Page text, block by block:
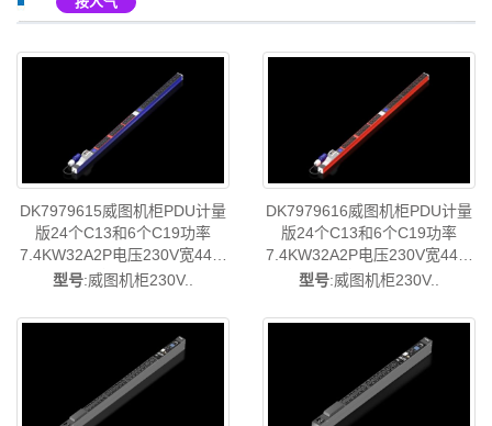
DK7979615威图机柜PDU计量
版24个C13和6个C19功率
7.4KW32A2P电压230V宽44高
47长1308连接类型中东欧-德国
图电柜威图母线威图风扇威图
PDU威图售后DK7979.615
型号:威图机柜230V..
DK7979616威图机柜PDU计量
版24个C13和6个C19功率
7.4KW32A2P电压230V宽44高
47长1308连接类型中东欧-德国
图电柜威图母线威图风扇威图
PDU威图售后DK7979.616
型号:威图机柜230V..